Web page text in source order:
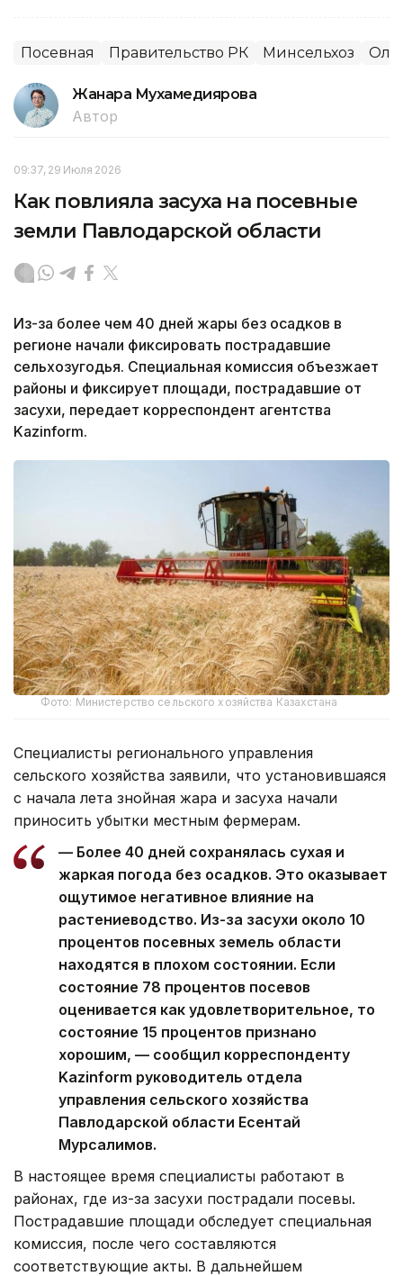
Посевная Правительство РК Минсельхоз
Жанара Мухамедиярова
Автор
09:37, 29 Июля 2026
Как повлияла засуха на посевные
земли Павлодарской области
Из-за более чем 40 дней жары без осадков в
регионе начали фиксировать пострадавшие
сельхозугодья. Специальная комиссия объезжает
районы и фиксирует площади, пострадавшие от
засухи, передает корреспондент агентства
Kazinform.
Фото: Министерство сельского хозяйства Казахстана
Специалисты регионального управления
сельского хозяйства заявили, что установившаяся
с начала лета знойная жара и засуха начали
приносить убытки местным фермерам.
— Более 40 дней сохранялась сухая и
жаркая погода без осадков. Это оказывает
ощутимое негативное влияние на
растениеводство. Из-за засухи около 10
процентов посевных земель области
находятся в плохом состоянии. Если
состояние 78 процентов посевов
оценивается как удовлетворительное, то
состояние 15 процентов признано
хорошим, — сообщил корреспонденту
Kazinform руководитель отдела
управления сельского хозяйства
Павлодарской области Есентай
Мурсалимов.
В настоящее время специалисты работают в
районах, где из-за засухи пострадали посевы.
Пострадавшие площади обследует специальная
комиссия, после чего составляются
соответствующие акты. В дальнейшем